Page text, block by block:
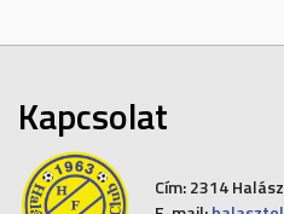
Kapcsolat
Cím:2314